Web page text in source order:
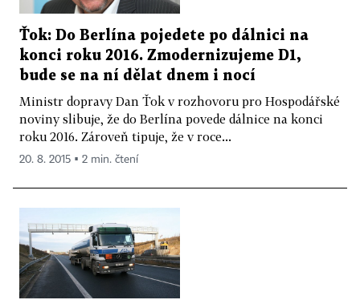
Ťok: Do Berlína pojedete po dálnici na
konci roku 2016. Zmodernizujeme D1,
bude se na ní dělat dnem i nocí
Ministr dopravy Dan Ťok v rozhovoru pro Hospodářské
noviny slibuje, že do Berlína povede dálnice na konci
roku 2016. Zároveň tipuje, že v roce...
20. 8. 2015 ▪ 2 min. čtení